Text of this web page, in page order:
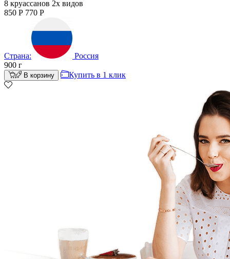
8 круассанов 2х видов
850 Р 770 Р
Страна:
Россия
900 г
В корзину Купить в 1 клик